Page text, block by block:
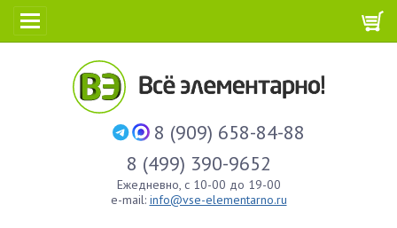
8 (909) 658-84-88
8 (499) 390-9652
Ежедневно, с 10-00 до 19-00
e-mail: info@vse-elementarno.ru